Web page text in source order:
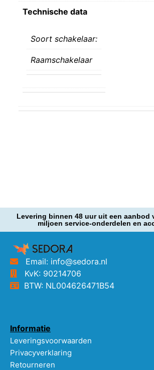
Technische data
Soort schakelaar:
Raamschakelaar
Levering binnen 48 uur uit een aanbod
miljoen service-onderdelen en
Email: info@sedora.nl
KvK: 90214706
BTW: NL004626471B54
Informatie
Leveringsvoorwaarden
Privacyverklaring
Retourneren